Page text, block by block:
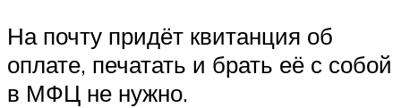
На почту придёт квитанция об
оплате, печатать и брать её с собой
в МФЦ не нужно.